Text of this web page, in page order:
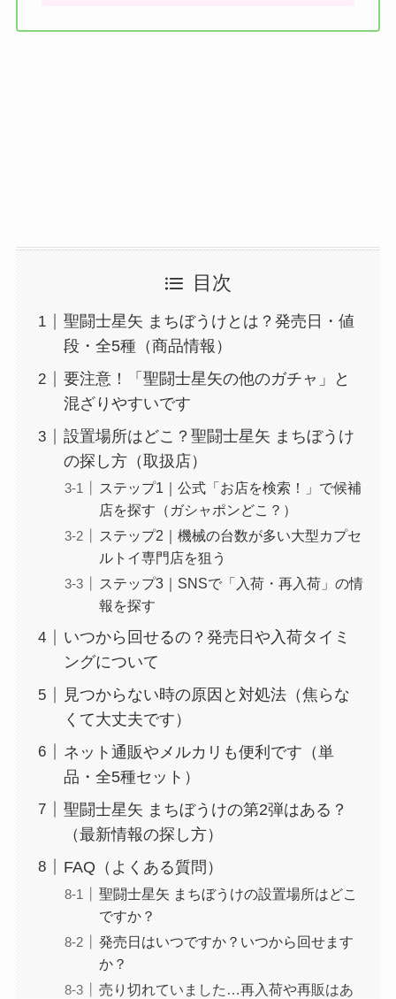
目次
聖闘士星矢 まちぼうけとは？発売日・値
段・全5種（商品情報）
要注意！「聖闘士星矢の他のガチャ」と
混ざりやすいです
設置場所はどこ？聖闘士星矢 まちぼうけ
の探し方（取扱店）
ステップ1｜公式「お店を検索！」で候補
店を探す（ガシャポンどこ？）
ステップ2｜機械の台数が多い大型カプセ
ルトイ専門店を狙う
ステップ3｜SNSで「入荷・再入荷」の情
報を探す
いつから回せるの？発売日や入荷タイミ
ングについて
見つからない時の原因と対処法（焦らな
くて大丈夫です）
ネット通販やメルカリも便利です（単
品・全5種セット）
聖闘士星矢 まちぼうけの第2弾はある？
（最新情報の探し方）
FAQ（よくある質問）
聖闘士星矢 まちぼうけの設置場所はどこ
ですか？
発売日はいつですか？いつから回せます
か？
売り切れていました…再入荷や再販はあ